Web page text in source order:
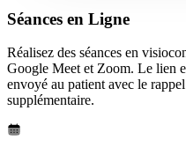
Séances en Ligne
Réalisez des séances en
Google Meet et Zoom. Le lien
envoyé au patient avec le
supplémentaire.